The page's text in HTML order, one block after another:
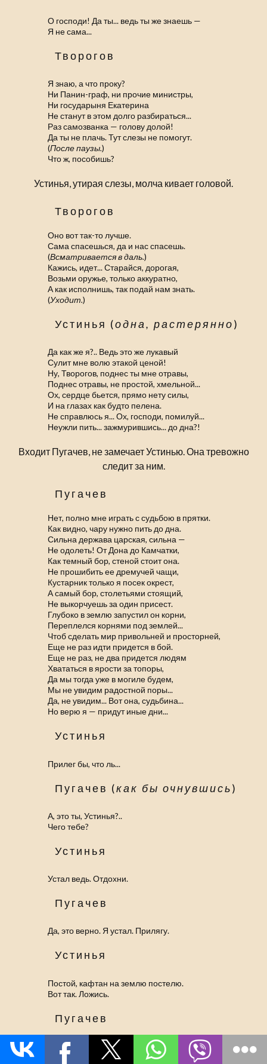
О господи! Да ты... ведь ты же знаешь —
Я не сама...
Творогов
Я знаю, а что проку?
Ни Панин-граф, ни прочие министры,
Ни государыня Екатерина
Не станут в этом долго разбираться...
Раз самозванка — голову долой!
Да ты не плачь. Тут слезы не помогут.
(После паузы.)
Что ж, пособишь?
Устинья, утирая слезы, молча кивает головой.
Творогов
Оно вот так-то лучше.
Сама спасешься, да и нас спасешь.
(Всматривается в даль.)
Кажись, идет... Старайся, дорогая,
Возьми оружье, только аккуратно,
А как исполнишь, так подай нам знать.
(Уходит.)
Устинья (одна, растерянно)
Да как же я?.. Ведь это же лукавый
Сулит мне волю этакой ценой!
Ну, Творогов, поднес ты мне отравы,
Поднес отравы, не простой, хмельной...
Ох, сердце бьется, прямо нету силы,
И на глазах как будто пелена.
Не справлюсь я... Ох, господи, помилуй...
Неужли пить... зажмурившись... до дна?!
Входит Пугачев, не замечает Устинью. Она тревожно
следит за ним.
Пугачев
Нет, полно мне играть с судьбою в прятки.
Как видно, чару нужно пить до дна.
Сильна держава царская, сильна —
Не одолеть! От Дона до Камчатки,
Как темный бор, стеной стоит она.
Не прошибить ее дремучей чащи,
Кустарник только я посек окрест,
А самый бор, столетьями стоящий,
Не выкорчуешь за один присест.
Глубоко в землю запустил он корни,
Переплелся корнями под землей...
Чтоб сделать мир привольней и просторней,
Еще не раз идти придется в бой.
Еще не раз, не два придется людям
Хвататься в ярости за топоры,
Да мы тогда уже в могиле будем,
Мы не увидим радостной поры...
Да, не увидим... Вот она, судьбина...
Но верю я — придут иные дни...
Устинья
Прилег бы, что ль...
Пугачев (как бы очнувшись)
А, это ты, Устинья?..
Чего тебе?
Устинья
Устал ведь. Отдохни.
Пугачев
Да, это верно. Я устал. Прилягу.
Устинья
Постой, кафтан на землю постелю.
Вот так. Ложись.
Пугачев
Неможется мне что-то.